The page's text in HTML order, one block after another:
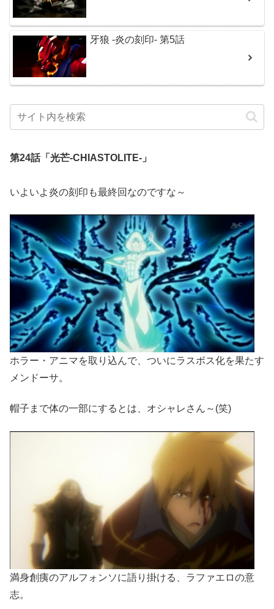
牙狼 -炎の刻印- 第5話
第24話「光芒-CHIASTOLITE-」
いよいよ炎の刻印も最終回なのですな～
ホラー・アニマを取り込んで、ついにラスボス化を果たす
メンドーサ。
帽子まで体の一部にするとは、オシャレさん～(笑)
満身創痍のアルフォンソに語り掛ける、ラファエロの意
志。